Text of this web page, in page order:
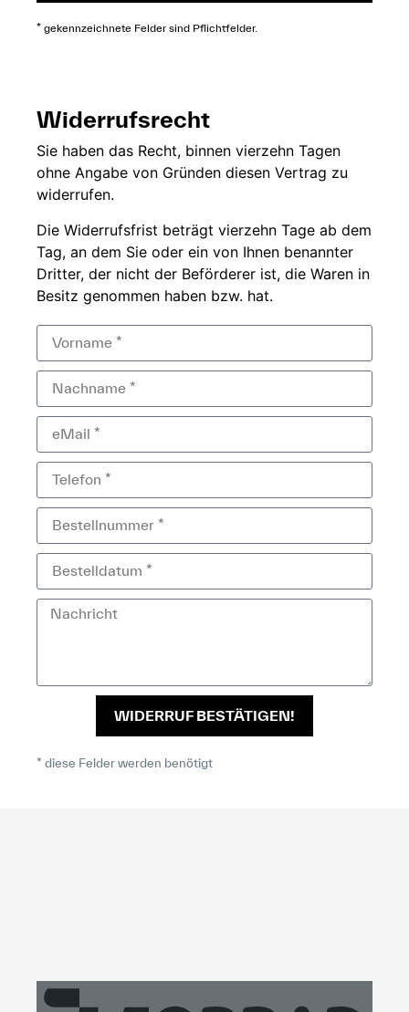
* gekennzeichnete Felder sind Pflichtfelder.
Widerrufsrecht
Sie haben das Recht, binnen vierzehn Tagen
ohne Angabe von Gründen diesen Vertrag zu
widerrufen.
Die Widerrufsfrist beträgt vierzehn Tage ab dem
Tag, an dem Sie oder ein von Ihnen benannter
Dritter, der nicht der Beförderer ist, die Waren in
Besitz genommen haben bzw. hat.
WIDERRUF BESTÄTIGEN!
* diese Felder werden benötigt